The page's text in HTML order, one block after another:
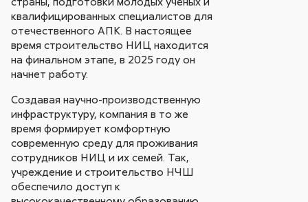
квалифицированных специалистов для
отечественного АПК. В настоящее
время строительство НИЦ находится
на финальном этапе, в 2025 году он
начнет работу.
Создавая научно-производственную
инфраструктуру, компания в то же
время формирует комфортную
современную среду для проживания
сотрудников НИЦ и их семей. Так,
учреждение и строительство НЧШ
обеспечило доступ к